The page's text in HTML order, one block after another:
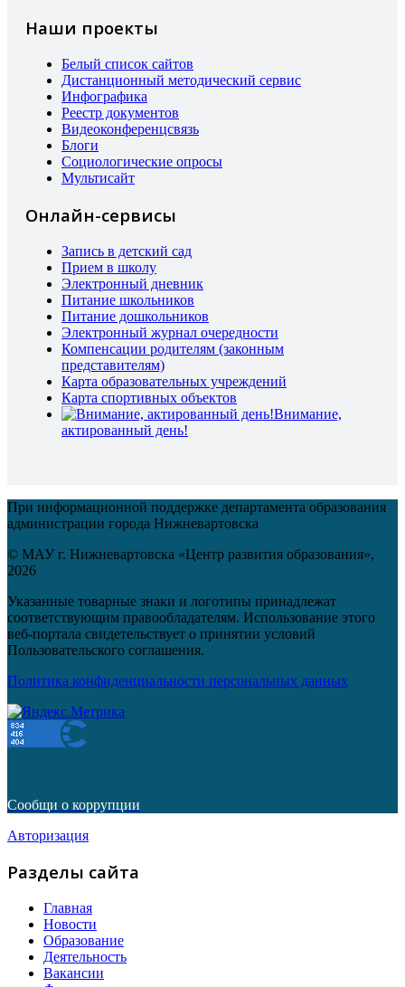
Наши проекты
Белый список сайтов
Дистанционный методический сервис
Инфографика
Реестр документов
Видеоконференцсвязь
Блоги
Социологические опросы
Мультисайт
Онлайн-сервисы
Запись в детский сад
Прием в школу
Электронный дневник
Питание школьников
Питание дошкольников
Электронный журнал очередности
Компенсации родителям (законным
представителям)
Карта образовательных учреждений
Карта спортивных объектов
Внимание,
актированный день!
При информационной поддержке департамента образования
администрации города Нижневартовска
© МАУ г. Нижневартовска «Центр развития образования»,
2026
Указанные товарные знаки и логотипы принадлежат
соответствующим правообладателям. Использование этого
веб-портала свидетельствует о принятии условий
Пользовательского соглашения.
Политика конфиденциальности персональных данных
Сообщи о коррупции
Авторизация
Разделы сайта
Главная
Новости
Образование
Деятельность
Вакансии